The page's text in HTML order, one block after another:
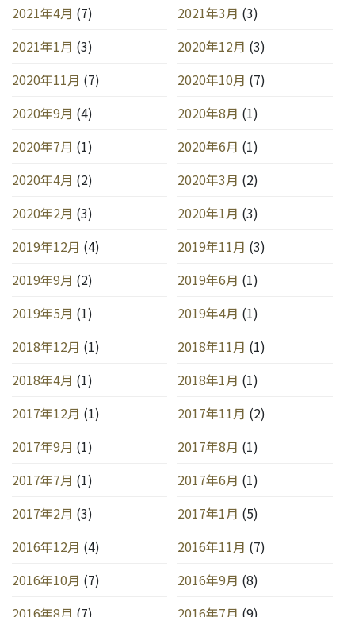
2021年4月 (7) 2021年3月 (3)
2021年1月 (3) 2020年12月 (3)
2020年11月 (7) 2020年10月 (7)
2020年9月 (4) 2020年8月 (1)
2020年7月 (1) 2020年6月 (1)
2020年4月 (2) 2020年3月 (2)
2020年2月 (3) 2020年1月 (3)
2019年12月 (4) 2019年11月 (3)
2019年9月 (2) 2019年6月 (1)
2019年5月 (1) 2019年4月 (1)
2018年12月 (1) 2018年11月 (1)
2018年4月 (1) 2018年1月 (1)
2017年12月 (1) 2017年11月 (2)
2017年9月 (1) 2017年8月 (1)
2017年7月 (1) 2017年6月 (1)
2017年2月 (3) 2017年1月 (5)
2016年12月 (4) 2016年11月 (7)
2016年10月 (7) 2016年9月 (8)
2016年8月 (7) 2016年7月 (9)